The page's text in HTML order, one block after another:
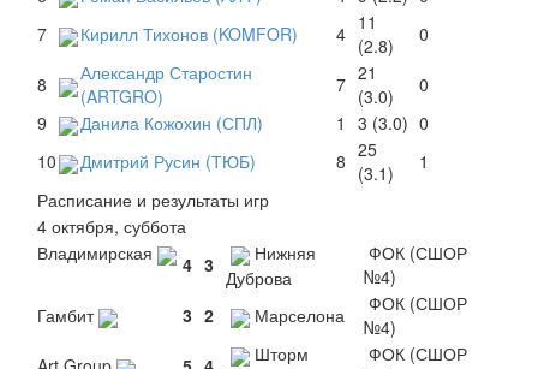
7
Кирилл Тихонов (KOMFOR) 4 11
(2.8)
0
8
Александр Старостин
(ARTGRO)
7 21
(3.0)
0
9
Данила Кожохин (СПЛ) 1 3 (3.0) 0
10
Дмитрий Русин (ТЮБ) 8 25
(3.1)
1
Расписание и результаты игр
4 октября, суббота
Владимирская
4 3
Нижняя
Дуброва
ФОК (СШОР
№4)
Гамбит
3 2 Марселона
ФОК (СШОР
№4)
Шторм
ФОК (СШОР